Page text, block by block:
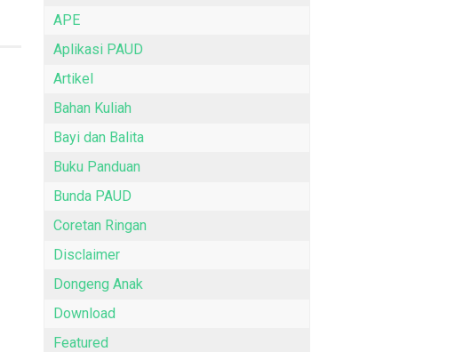
APE
Aplikasi PAUD
Artikel
Bahan Kuliah
Bayi dan Balita
Buku Panduan
Bunda PAUD
Coretan Ringan
Disclaimer
Dongeng Anak
Download
Featured